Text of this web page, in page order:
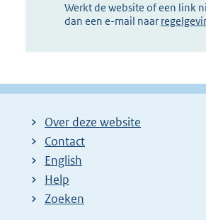
Werkt de website of een link
dan een e-mail naar
Over deze website
Contact
English
Help
Zoeken